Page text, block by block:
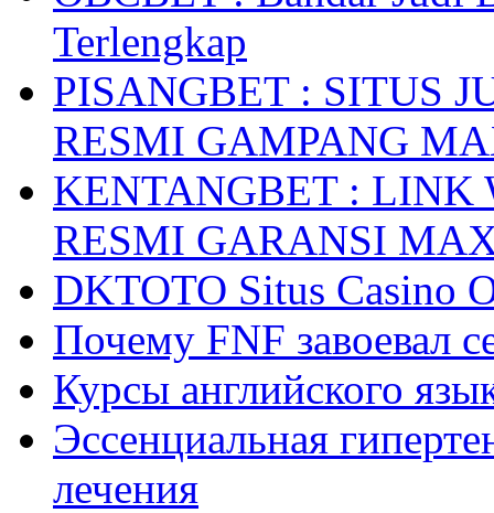
Terlengkap
PISANGBET : SITUS
RESMI GAMPANG
KENTANGBET : LINK
RESMI GARANSI
DKTOTO Situs Casino
Почему FNF завоевал
Курсы английского
Эссенциальная
лечения